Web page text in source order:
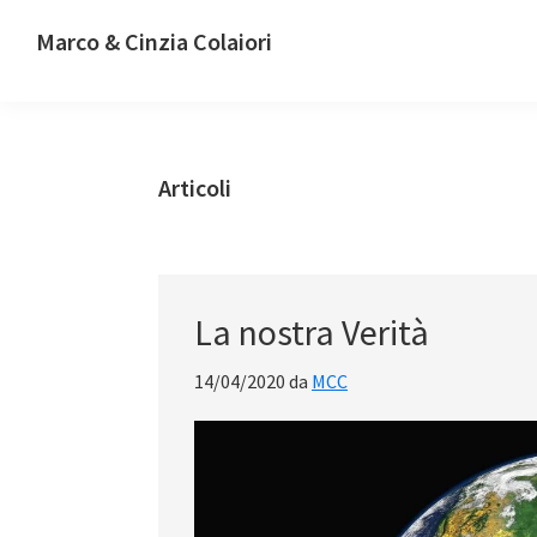
Marco & Cinzia Colaiori
Articoli
La nostra Verità
14/04/2020 da MCC